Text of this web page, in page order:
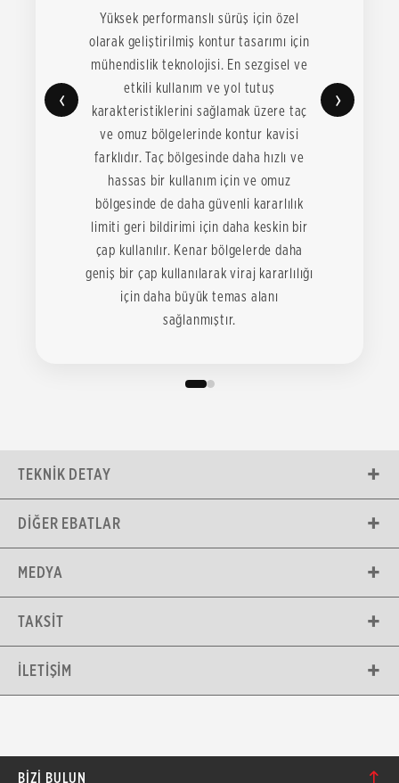
‹
Yüksek performanslı sürüş için özel
olarak geliştirilmiş kontur tasarımı için
mühendislik teknolojisi. En sezgisel ve
etkili kullanım ve yol tutuş
karakteristiklerini sağlamak üzere taç
ve omuz bölgelerinde kontur kavisi
farklıdır. Taç bölgesinde daha hızlı ve
hassas bir kullanım için ve omuz
bölgesinde de daha güvenli kararlılık
limiti geri bildirimi için daha keskin bir
çap kullanılır. Kenar bölgelerde daha
geniş bir çap kullanılarak viraj kararlılığı
için daha büyük temas alanı
sağlanmıştır.
›
TEKNIK DETAY
DIĞER EBATLAR
MEDYA
TAKSIT
İLETIŞIM
BIZI BULUN